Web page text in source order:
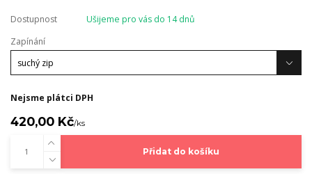
Dostupnost
Ušijeme pro vás do 14 dnů
Zapínání
Nejsme plátci DPH
420,00 Kč/ks
Přidat do košíku